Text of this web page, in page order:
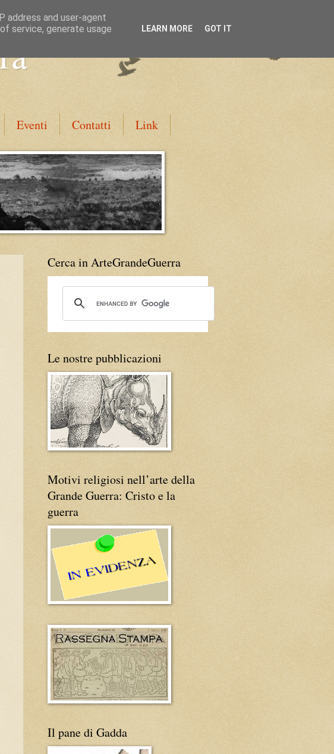
Eventi Contatti Link
Cerca in ArteGrandeGuerra
Le nostre pubblicazioni
Motivi religiosi nell’arte della
Grande Guerra: Cristo e la
guerra
Il pane di Gadda
address and user-agent
service, generate usage
LEARN MORE GOT IT